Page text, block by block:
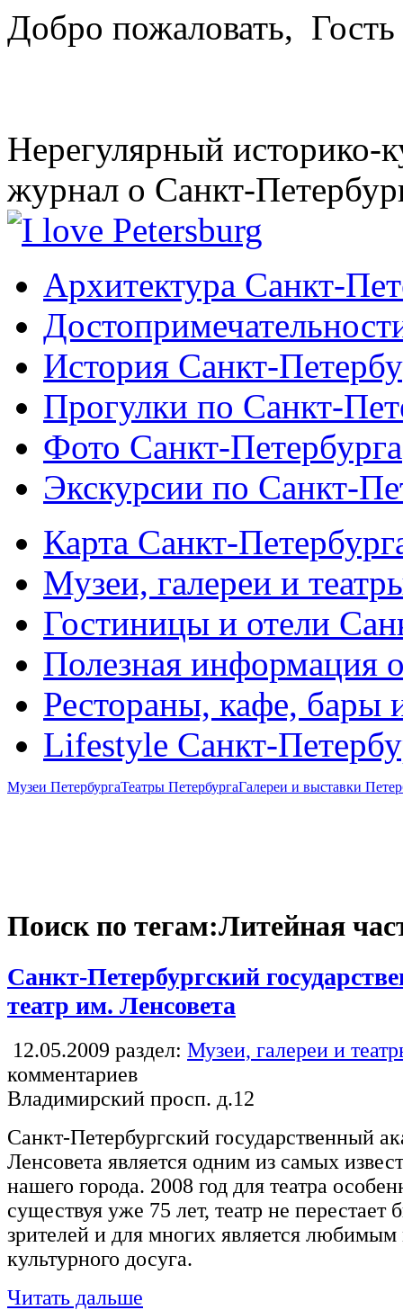
Добро пожаловать, Гость
Нерегулярный историко-
журнал о Санкт-
Архитектура Санкт-
История Санкт-
Прогулки по Санкт-
Фото Санкт-Петербурга
Экскурсии по Санкт-
Карта Санкт-
Музеи, галереи и
Гостиницы и отели
Полезная информация
Рестораны, кафе, бары
Lifestyle Санкт-
Музеи ПетербургаТеатры ПетербургаГалереи и выставки
Поиск по тегам:Литейная
Санкт-Петербургский
театр им. Ленсовета
12.05.2009 раздел: Музеи, галереи и
комментариев
Владимирский просп. д.12
Санкт-Петербургский государственный
Ленсовета является одним из самых
нашего города. 2008 год для театра
существуя уже 75 лет, театр не
зрителей и для многих является
культурного досуга.
Читать дальше